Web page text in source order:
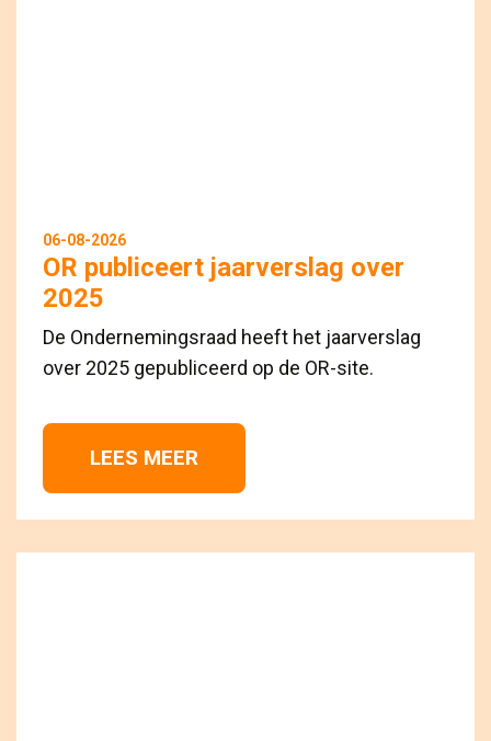
06-08-2026
OR publiceert jaarverslag over
2025
De Ondernemingsraad heeft het jaarverslag
over 2025 gepubliceerd op de OR-site.
LEES MEER